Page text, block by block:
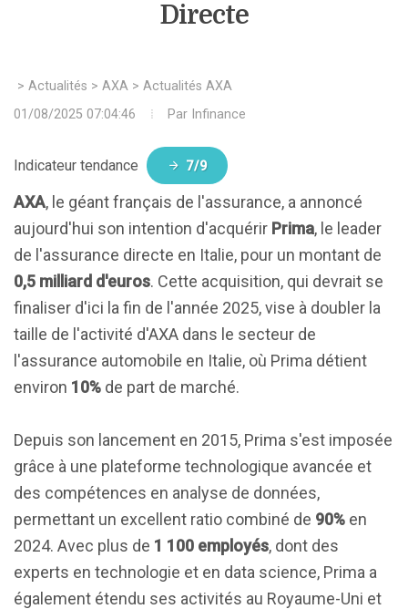
Directe
> Actualités > AXA > Actualités AXA
01/08/2025 07:04:46
Par Infinance
Indicateur tendance 7/9
AXA, le géant français de l'assurance, a annoncé
aujourd'hui son intention d'acquérir Prima, le leader
de l'assurance directe en Italie, pour un montant de
0,5 milliard d'euros. Cette acquisition, qui devrait se
finaliser d'ici la fin de l'année 2025, vise à doubler la
taille de l'activité d'AXA dans le secteur de
l'assurance automobile en Italie, où Prima détient
environ 10% de part de marché.
Depuis son lancement en 2015, Prima s'est imposée
grâce à une plateforme technologique avancée et
des compétences en analyse de données,
permettant un excellent ratio combiné de 90% en
2024. Avec plus de 1 100 employés, dont des
experts en technologie et en data science, Prima a
également étendu ses activités au Royaume-Uni et